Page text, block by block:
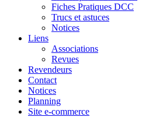
Fiches Pratiques DCC
Trucs et astuces
Notices
Liens
Associations
Revues
Revendeurs
Contact
Notices
Planning
Site e-commerce